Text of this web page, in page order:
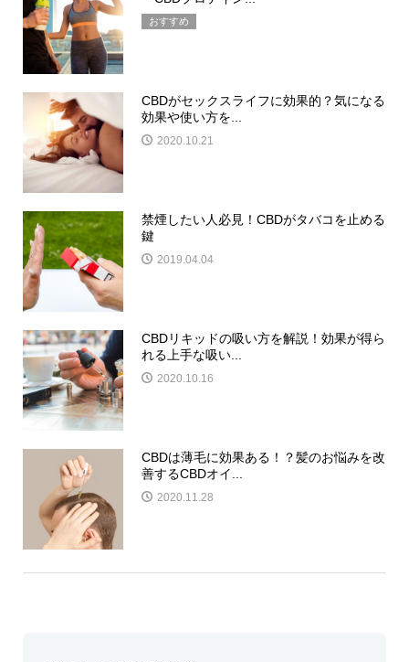
おすすめ
CBDがセックスライフに効果的？気になる
効果や使い方を...
2020.10.21
禁煙したい人必見！CBDがタバコを止める
鍵
2019.04.04
CBDリキッドの吸い方を解説！効果が得ら
れる上手な吸い...
2020.10.16
CBDは薄毛に効果ある！？髪のお悩みを改
善するCBDオイ...
2020.11.28